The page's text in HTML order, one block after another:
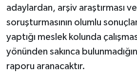
adaylardan, arşiv araştırması
soruşturmasının olumlu
yaptığı meslek kolunda
yönünden sakınca
raporu aranacaktır.